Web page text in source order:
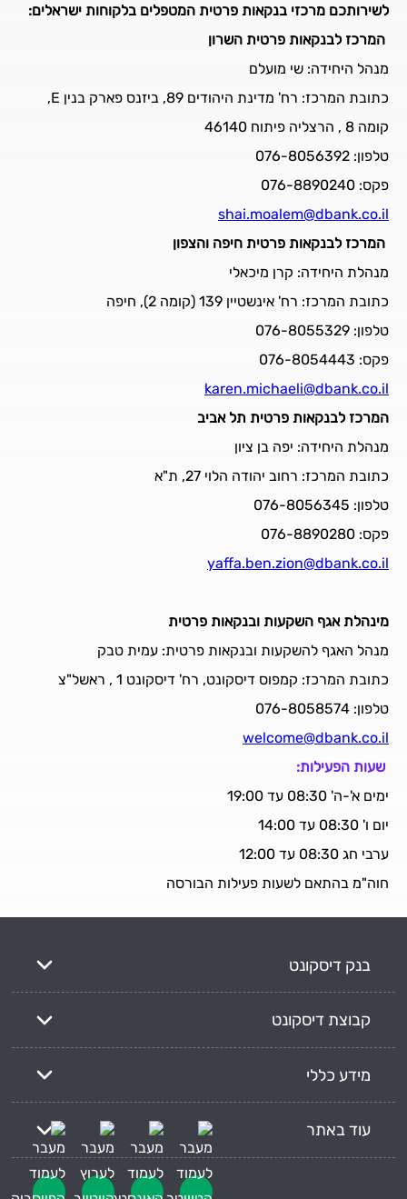
לשירותכם מרכזי בנקאות פרטית המטפלים בלקוחות ישראלים:
המרכז לבנקאות פרטית השרון
מנהל היחידה: שי מועלם
כתובת המרכז: רח' מדינת היהודים 89, ביזנס פארק בנין E,
קומה 8 , הרצליה פיתוח 46140
טלפון: 076-8056392
פקס: 076-8890240
shai.moalem@dbank.co.il
המרכז לבנקאות פרטית חיפה והצפון
מנהלת היחידה: קרן מיכאלי
כתובת המרכז: רח' אינשטיין 139 (קומה 2), חיפה
טלפון: 076-8055329
פקס: 076-8054443
karen.michaeli@dbank.co.il
המרכז לבנקאות פרטית תל אביב
מנהלת היחידה: יפה בן ציון
כתובת המרכז: רחוב יהודה הלוי 27, ת"א
טלפון: 076-8056345
פקס: 076-8890280
yaffa.ben.zion@dbank.co.il
מינהלת אגף השקעות ובנקאות פרטית
מנהל האגף להשקעות ובנקאות פרטית: עמית טבק
כתובת המרכז: קמפוס דיסקונט, רח' דיסקונט 1 , ראשל"צ
טלפון: 076-8058574
welcome@dbank.co.il
שעות הפעילות:
ימים א'-ה' 08:30 עד 19:00
יום ו' 08:30 עד 14:00
ערבי חג 08:30 עד 12:00
חוה"מ בהתאם לשעות פעילות הבורסה
בנק דיסקונט
קבוצת דיסקונט
מידע כללי
עוד באתר